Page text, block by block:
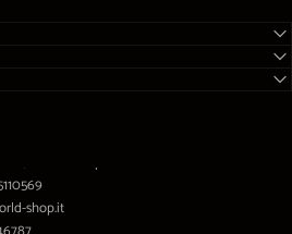
01032 Caprarola (VT)
shop.it